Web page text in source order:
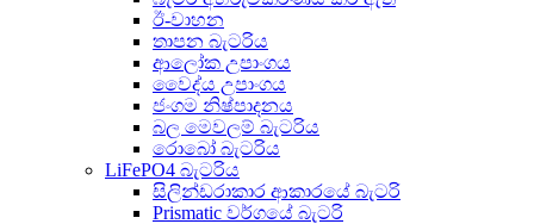
ඊ-වාහන
තාපන බැටරිය
ආලෝක උපාංගය
වෛද්ය උපාංගය
ජංගම නිෂ්පාදනය
බල මෙවලම් බැටරිය
රොබෝ බැටරිය
LiFePO4 බැටරිය
සිලින්ඩරාකාර ආකාරයේ බැටරි
Prismatic වර්ගයේ බැටරි